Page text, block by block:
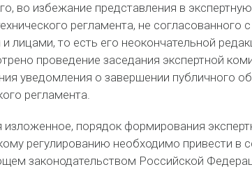
во избежание представления в
регламента, не согласованного
лицами, то есть его неокончательной
проведение заседания экспертной
уведомления о завершении публичного
регламента.
изложенное, порядок формирования
регулированию необходимо привести в
законодательством Российской